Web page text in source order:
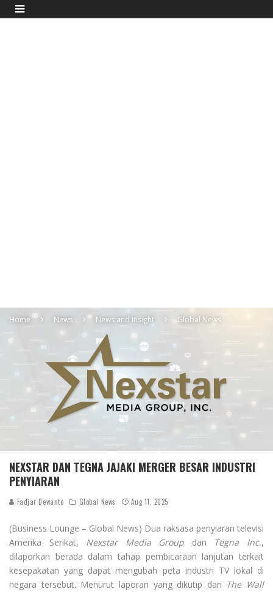
Home News News and Insight Global News
NEXSTAR DAN TEGNA JAJAKI MERGER BESAR INDUSTRI
PENYIARAN
Fadjar Dewanto Global News Aug 11, 2025
(Business Lounge – Global News) Dua raksasa penyiaran televisi
Amerika Serikat, Nexstar Media Group dan Tegna Inc.,
dilaporkan berada dalam tahap pembicaraan lanjutan terkait
kesepakatan yang dapat mengubah peta industri TV lokal di
negara tersebut. Menurut laporan yang dikutip dari The Wall